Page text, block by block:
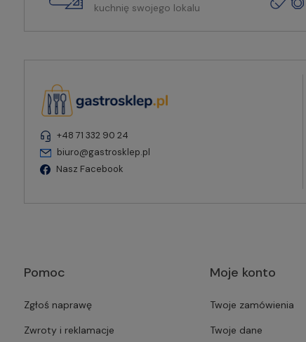
kuchnię swojego lokalu
+48 71 332 90 24
biuro@gastrosklep.pl
Nasz Facebook
Pomoc
Zgłoś naprawę
Zwroty i reklamacje
Moje konto
Twoje zamówienia
Twoje dane